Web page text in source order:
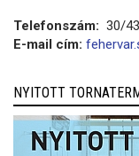
Telefonszám: 30/
E-mail cím:
NYITOTT